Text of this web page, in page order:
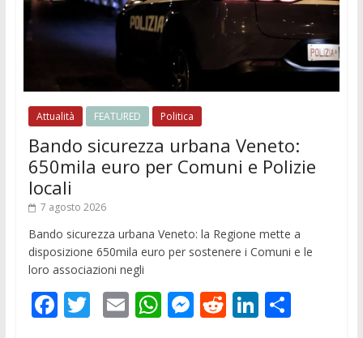
Attualità FEATURED Politica
Bando sicurezza urbana Veneto:
650mila euro per Comuni e Polizie
locali
7 agosto 2026
Bando sicurezza urbana Veneto: la Regione mette a
disposizione 650mila euro per sostenere i Comuni e le
loro associazioni negli
F T E W M R Li C